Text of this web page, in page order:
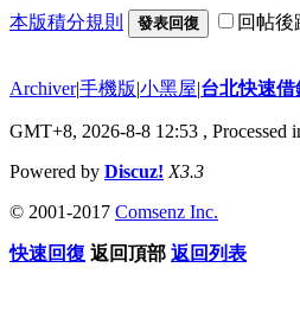
本版積分規則 發表回復 回帖後
Archiver|手機版|小黑屋|台北快速
GMT+8, 2026-8-8 12:53 , Processed
Powered by Discuz! X3.3
© 2001-2017 Comsenz Inc.
快速回復 返回頂部 返回列表